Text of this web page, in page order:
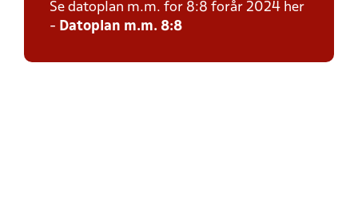
Se datoplan m.m. for 8:8 forår 2024 her
- Datoplan m.m. 8:8